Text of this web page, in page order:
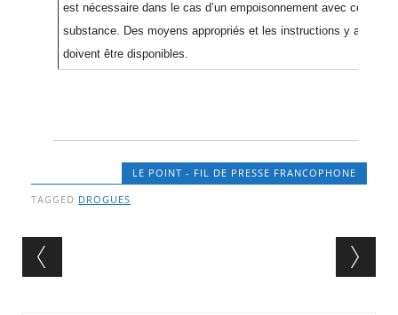
est nécessaire dans le cas d’un empoisonnement avec cette
substance. Des moyens appropriés et les instructions y
doivent être disponibles.
LE POINT - FIL DE PRESSE FRANCOPHONE
TAGGED DROGUES
Post navigation